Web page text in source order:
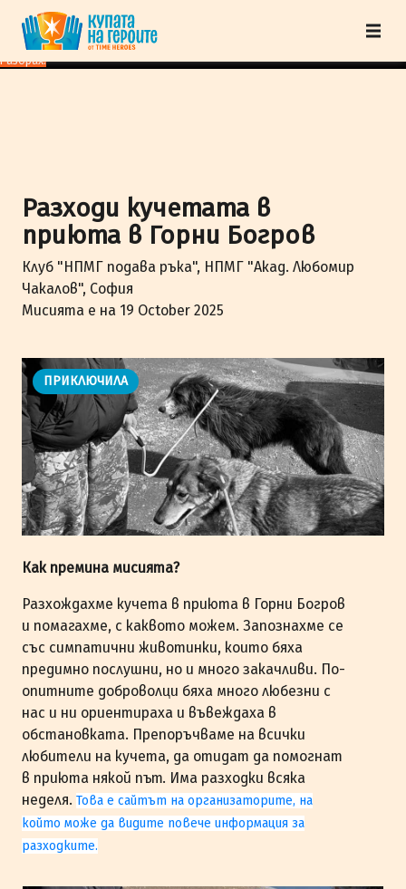
"Купата на героите" от TimeHeroes ползва cookies, за да осигурим по-
добро представяне на сайта и да подобрим Вашето преживяване.Научи
повече
Разбрах!
Разходи кучетата в
приюта в Горни Богров
Клуб "НПМГ подава ръка", НПМГ "Акад. Любомир
Чакалов", София
Мисията е на 19 October 2025
ПРИКЛЮЧИЛА
Как премина мисията?
Разхождахме кучета в приюта в Горни Богров
и помагахме, с каквото можем. Запознахме се
със симпатични животинки, които бяха
предимно послушни, но и много закачливи. По-
опитните доброволци бяха много любезни с
нас и ни ориентираха и въвеждаха в
обстановката. Препоръчваме на всички
любители на кучета, да отидат да помогнат
в приюта някой път. Има разходки всяка
неделя. Това е сайтът на организаторите, на
който може да видите повече информация за
разходките.